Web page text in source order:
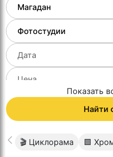
Показать
Найти
🎬 Циклорама 🟩